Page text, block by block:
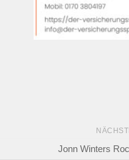
Jonn Winters